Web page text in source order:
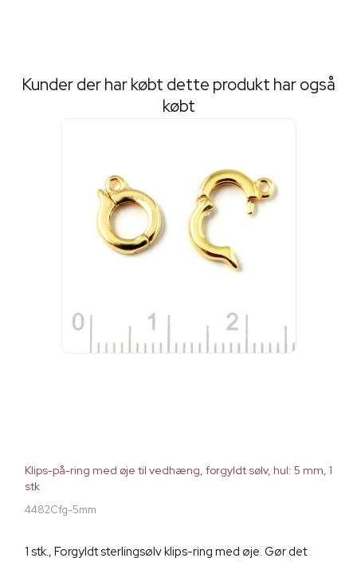
Kunder der har købt dette produkt har også
købt
Klips-på-ring med øje til vedhæng, forgyldt sølv, hul: 5 mm, 1
stk
4482Cfg-5mm
1 stk., Forgyldt sterlingsølv klips-ring med øje. Gør det